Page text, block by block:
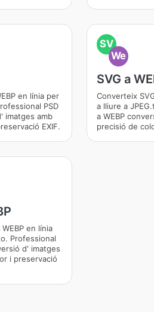
en línia per
PSD
imatges amb
EXIF.
SV
We
SVG a
Converteix
a lliure a
a WEBP
precisió de
en línia
Professional
d' imatges
i preservació